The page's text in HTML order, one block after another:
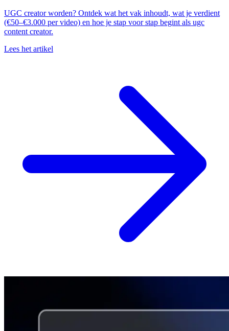
UGC creator worden? Ontdek wat het vak inhoudt, wat je verdient
(€50–€3.000 per video) en hoe je stap voor stap begint als ugc
content creator.
Lees het artikel